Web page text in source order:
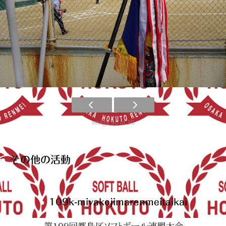
Image 30 of 30
その他の活動
109k-miyakojimarenmeitaikai